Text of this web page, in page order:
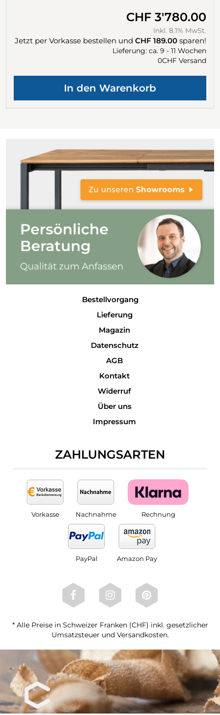
CHF 3'780.00
Inkl. 8.1% MwSt.
Jetzt per Vorkasse bestellen und CHF 189.00 sparen!
Lieferung: ca. 9 - 11 Wochen
0CHF Versand
Bestellvorgang
Lieferung
Magazin
Datenschutz
AGB
Kontakt
Widerruf
Über uns
Impressum
ZAHLUNGSARTEN
Vorkasse Nachnahme Rechnung
PayPal Amazon Pay
* Alle Preise in Schweizer Franken (CHF) inkl. gesetzlicher
Umsatzsteuer und Versandkosten.